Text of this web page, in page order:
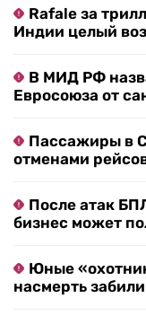
Rafale за
Индии целый
В МИД РФ
Евросоюза от
Пассажиры в
отменами
После атак
бизнес может
Юные
насмерть